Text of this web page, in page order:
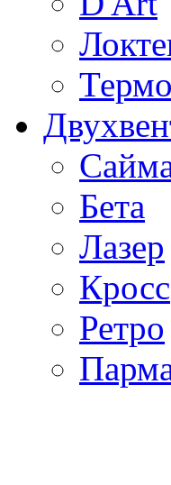
Бета
Лазер
Кросс
Ретро